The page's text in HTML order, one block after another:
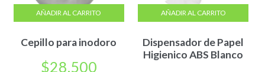
Cepillo para inodoro
$28.500
AÑADIR AL CARRITO
Dispensador de Papel
Higienico ABS Blanco
AÑADIR AL CARRITO